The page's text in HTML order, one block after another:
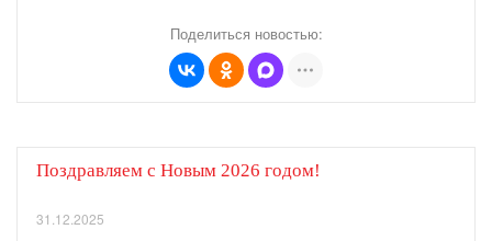
Поделиться новостью:
Поздравляем с Новым 2026 годом!
31.12.2025